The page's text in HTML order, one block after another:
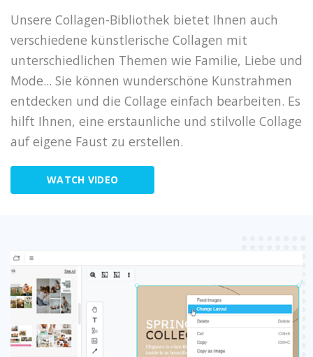
Unsere Collagen-Bibliothek bietet Ihnen auch
verschiedene künstlerische Collagen mit
unterschiedlichen Themen wie Familie, Liebe und
Mode... Sie können wunderschöne Kunstrahmen
entdecken und die Collage einfach bearbeiten. Es
hilft Ihnen, eine erstaunliche und stilvolle Collage
auf eigene Faust zu erstellen.
WATCH VIDEO